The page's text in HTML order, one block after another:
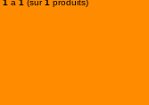
1 à 1 (sur1 produits)